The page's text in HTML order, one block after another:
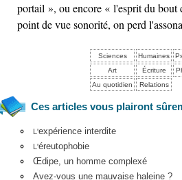
portail », ou encore « l'esprit du bout
point de vue sonorité, on perd
Sciences Humaines
Art
Écriture
Au quotidien
Relations
Ces articles vous plairont
L'expérience interdite
L'éreutophobie
Œdipe, un homme complexé
Avez-vous une mauvaise haleine ?